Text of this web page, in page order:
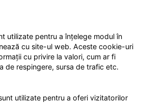
utilizate pentru a înțelege modul în
cu site-ul web. Aceste cookie-uri
cu privire la valori, cum ar fi
de respingere, sursa de trafic etc.
utilizate pentru a oferi vizitatorilor